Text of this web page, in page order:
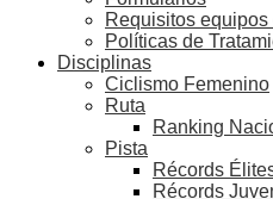
Requisitos equipos
Políticas de
Disciplinas
Ciclismo Femenino
Ruta
Ranking
Pista
Récords
Récords